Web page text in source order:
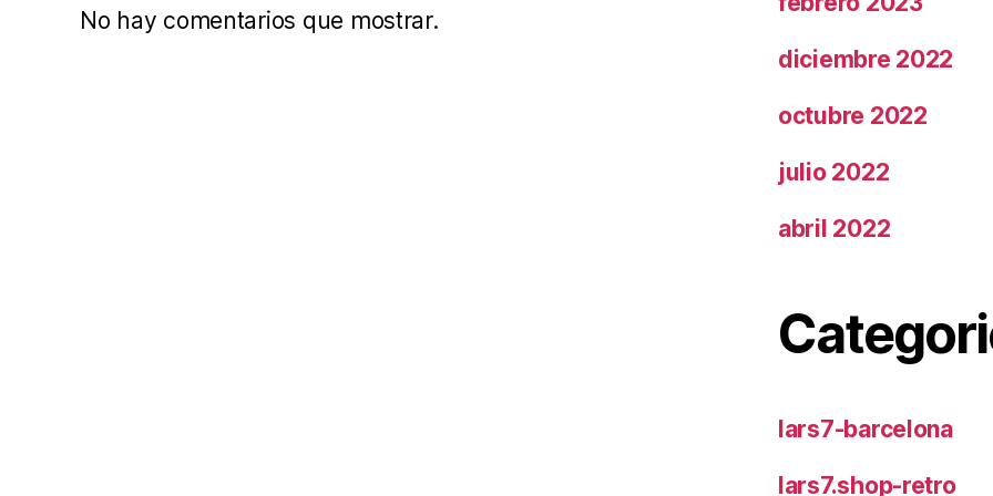
No hay comentarios que mostrar.
diciembre 2022
octubre 2022
julio 2022
abril 2022
lars7-barcelona
lars7.shop-retro